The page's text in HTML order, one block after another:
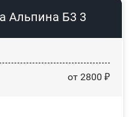
Альпина Б3 3
от 2800 ₽